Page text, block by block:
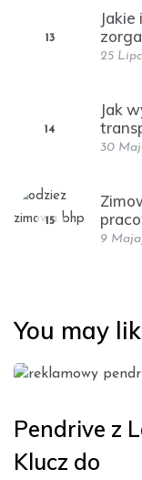
13
25
14
Jak
30
15
9
You may
Pendrive z
Klucz do